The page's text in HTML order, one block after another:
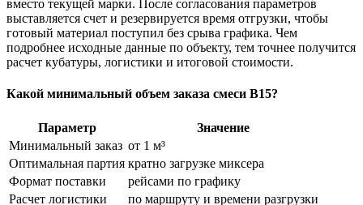
вместо текущей марки. После согласования параметров
выставляется счет и резервируется время отгрузки, чтобы
готовый материал поступил без срыва графика. Чем
подробнее исходные данные по объекту, тем точнее получится
расчет кубатуры, логистики и итоговой стоимости.
Какой минимальный объем заказа смеси В15?
Параметр
Значение
Минимальный заказ от 1 м³
Оптимальная партия кратно загрузке миксера
Формат поставки
рейсами по графику
Расчет логистики
по маршруту и времени разгрузки